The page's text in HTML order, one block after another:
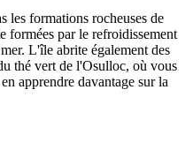
les formations rocheuses de
formées par le refroidissement
L'île abrite également des
thé vert de l'Osulloc, où vous
apprendre davantage sur la